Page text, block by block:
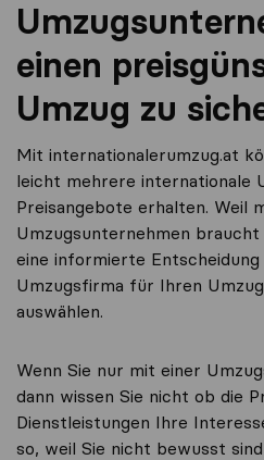
einen
Umzug zu
Mit internationalerumzug.at
leicht mehrere internationale
Preisangebote erhalten. Weil
Umzugsunternehmen
eine informierte
Umzugsfirma für Ihren
auswählen.
Wenn Sie nur mit einer
dann wissen Sie nicht ob die
Dienstleistungen Ihre
so, weil Sie nicht bewusst